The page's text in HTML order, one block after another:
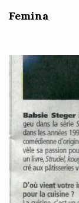
Femina